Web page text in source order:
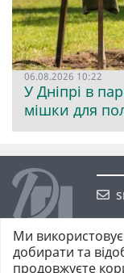
06.08.2026 10:22
У Дніпрі в
мішки для
Ми
добирати та
продовжуєте